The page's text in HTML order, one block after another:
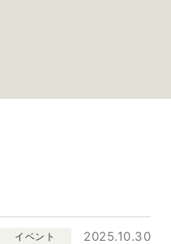
イベント 2025.10.30